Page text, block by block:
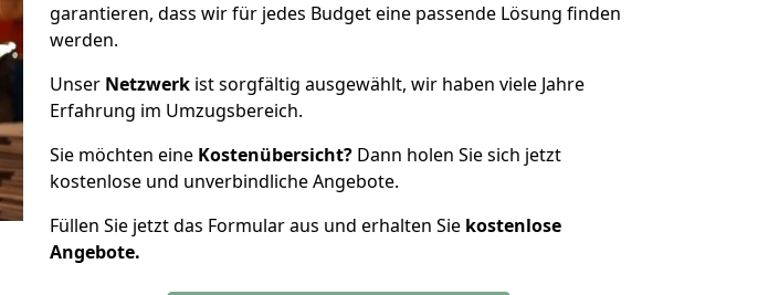
garantieren, dass wir für jedes Budget eine passende Lösung finden
werden.
Unser Netzwerk ist sorgfältig ausgewählt, wir haben viele Jahre
Erfahrung im Umzugsbereich.
Sie möchten eine Kostenübersicht? Dann holen Sie sich jetzt
kostenlose und unverbindliche Angebote.
Füllen Sie jetzt das Formular aus und erhalten Sie kostenlose
Angebote.